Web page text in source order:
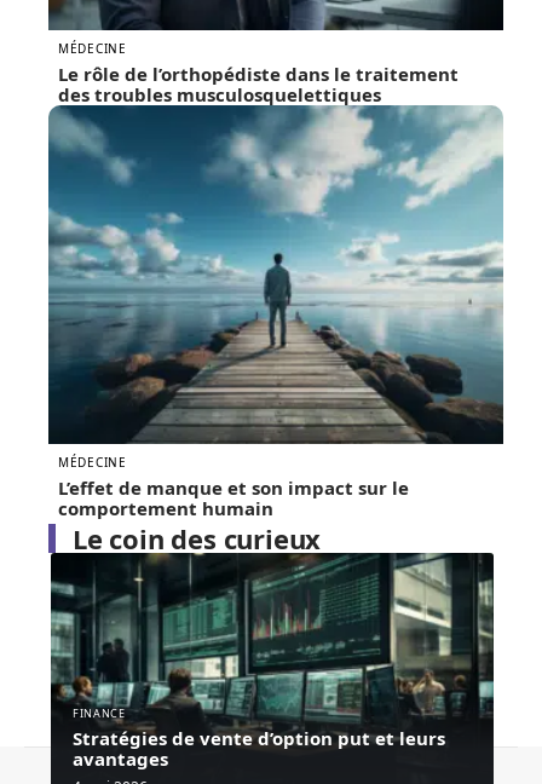
MÉDECINE
Le rôle de l’orthopédiste dans le traitement
des troubles musculosquelettiques
MÉDECINE
L’effet de manque et son impact sur le
comportement humain
Le coin des curieux
FINANCE
Stratégies de vente d’option put et leurs
avantages
Contact